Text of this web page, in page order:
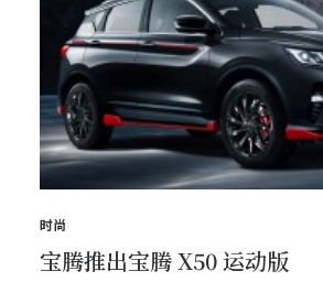
时尚
宝腾推出宝腾 X50 运动版